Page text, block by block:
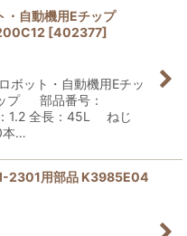
・自動機用Eチップ
[402377]
ボット・自動機用Eチッ
プ 部品番号：
1.2 全長：45L ねじ
本…
2301用部品 K3985E04